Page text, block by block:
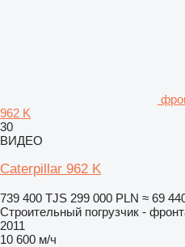
962 K
30
ВИДЕО
Caterpillar 962 K
739 400 TJS 299 000 PLN ≈ 69
Строительный погрузчик -
2011
10 600 м/ч